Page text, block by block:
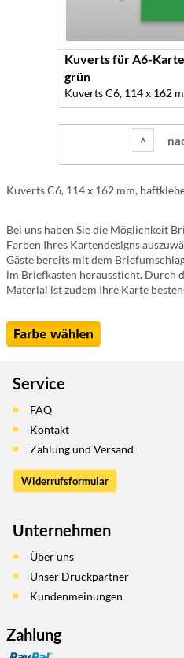
Kuverts für A6-
grün
Kuverts C6, 114 x 162 mm,
Bei uns haben Sie die Möglichkeit
Farben Ihres Kartendesigns
Gäste bereits mit dem
im Briefkasten heraussticht. Durch
Material ist zudem Ihre Karte
Service
FAQ
Kontakt
Zahlung und Versand
Widerrufsformular
Unternehmen
Über uns
Unser Druckpartner
Kundenmeinungen
Zahlung